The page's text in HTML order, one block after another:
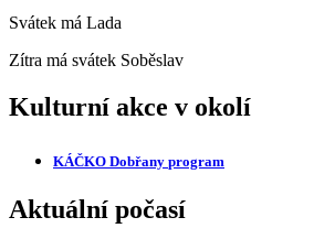
Svátek má Lada
Zítra má svátek Soběslav
Kulturní akce v okolí
KÁČKO Dobřany program
Aktuální počasí